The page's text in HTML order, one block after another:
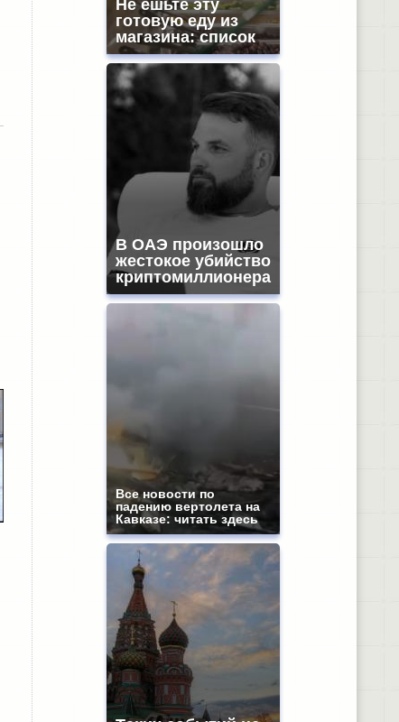
Не ешьте эту
готовую еду из
магазина: список
В ОАЭ произошло
жестокое убийство
криптомиллионера
Все новости по
падению вертолета на
Кавказе: читать здесь